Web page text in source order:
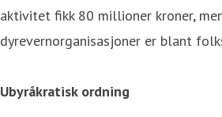
aktivitet fikk 80 millioner kroner,
dyrevernorganisasjoner er blant
Ubyråkratisk ordning